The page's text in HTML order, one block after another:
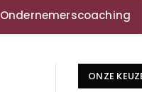
Ondernemerscoaching
ONZE